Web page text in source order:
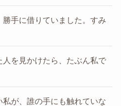
手に借りていました。すみ
を見かけたら、たぶん私で
が、誰の手にも触れていな